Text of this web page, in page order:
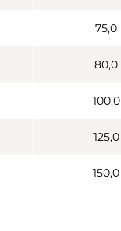
75,0
80,0
100,0
125,0
150,0